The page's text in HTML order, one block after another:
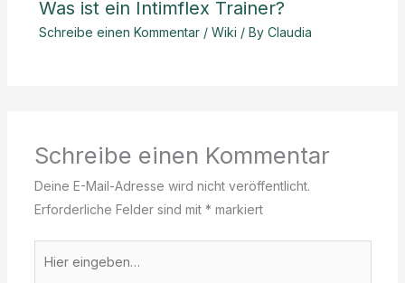
Was ist ein Intimflex Trainer?
Schreibe einen Kommentar / Wiki / By Claudia
Schreibe einen Kommentar
Deine E-Mail-Adresse wird nicht veröffentlicht.
Erforderliche Felder sind mit * markiert
eingeben…